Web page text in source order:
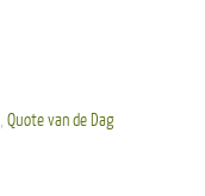
, Quote van de Dag